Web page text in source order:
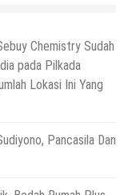
Chemistry Sudah
pada Pilkada
Lokasi Ini Yang
Pancasila Dan